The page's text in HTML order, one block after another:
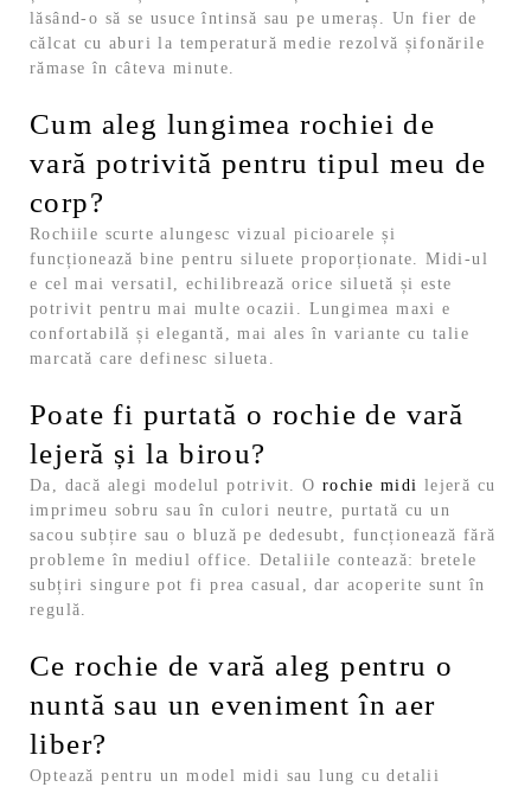
lăsând-o să se usuce întinsă sau pe umeraș. Un fier de
călcat cu aburi la temperatură medie rezolvă șifonările
rămase în câteva minute.
Cum aleg lungimea rochiei de
vară potrivită pentru tipul meu de
corp?
Rochiile scurte alungesc vizual picioarele și
funcționează bine pentru siluete proporționate. Midi-ul
e cel mai versatil, echilibrează orice siluetă și este
potrivit pentru mai multe ocazii. Lungimea maxi e
confortabilă și elegantă, mai ales în variante cu talie
marcată care definesc silueta.
Poate fi purtată o rochie de vară
lejeră și la birou?
Da, dacă alegi modelul potrivit. O rochie midi lejeră cu
imprimeu sobru sau în culori neutre, purtată cu un
sacou subțire sau o bluză pe dedesubt, funcționează fără
probleme în mediul office. Detaliile contează: bretele
subțiri singure pot fi prea casual, dar acoperite sunt în
regulă.
Ce rochie de vară aleg pentru o
nuntă sau un eveniment în aer
liber?
Optează pentru un model midi sau lung cu detalii